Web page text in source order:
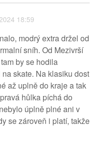
18:59
modrý extra držel od
sníh. Od Mezivrší
by se hodila
skate. Na klasiku dost
až uplně do kraje a tak
hůlka píchá do
úplně plné ani v
se zároveň i platí, takže